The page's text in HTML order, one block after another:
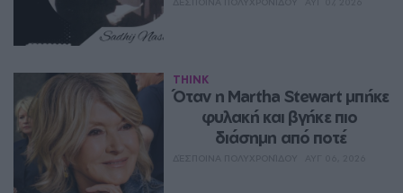
THINK
Όταν η Martha Stewart μπήκε
φυλακή και βγήκε πιο
διάσημη από ποτέ